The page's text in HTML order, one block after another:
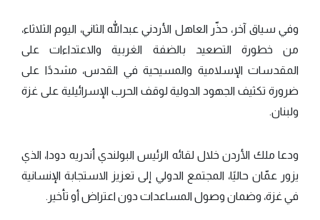
وفي سياق آخر، حذّر العاهل الأردني عبدالله الثاني، اليوم الثلاثاء،
من خطورة التصعيد بالضفة الغربية والاعتداءات على
المقدسات الإسلامية والمسيحية في القدس، مشددًا على
ضرورة تكثيف الجهود الدولية لوقف الحرب الإسرائيلية على غزة
ولبنان.
ودعا ملك الأردن خلال لقائه الرئيس البولندي أندريه دودا، الذي
يزور عمّان حاليًا، المجتمع الدولي إلى تعزيز الاستجابة الإنسانية
في غزة، وضمان وصول المساعدات دون اعتراض أو تأخير.